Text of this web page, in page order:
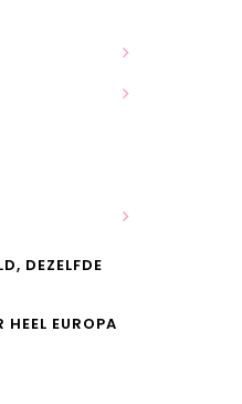
DEZELFDE
EUROPA